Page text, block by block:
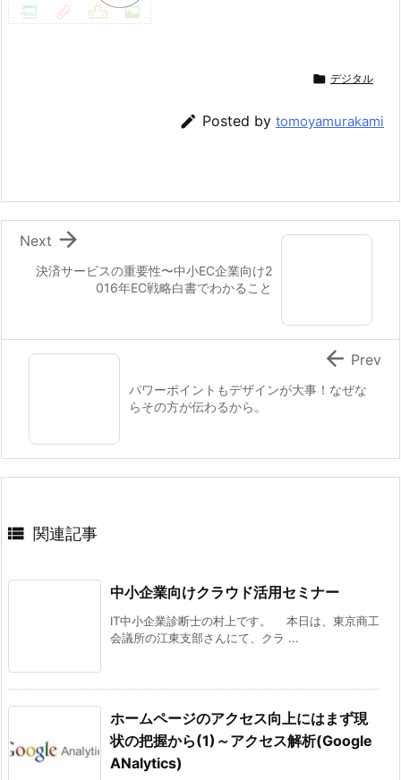
 デジタル
 Posted by tomoyamurakami
決済サービスの重要性〜中小EC企業向け2
016年EC戦略白書でわかること

Next
パワーポイントもデザインが大事！なぜな
らその方が伝わるから。
 Prev
 関連記事
中小企業向けクラウド活用セミナー
IT中小企業診断士の村上です。 本日は、東京商工
会議所の江東支部さんにて、クラ ...
ホームページのアクセス向上にはまず現
状の把握から(1)～アクセス解析(Google
ANalytics)